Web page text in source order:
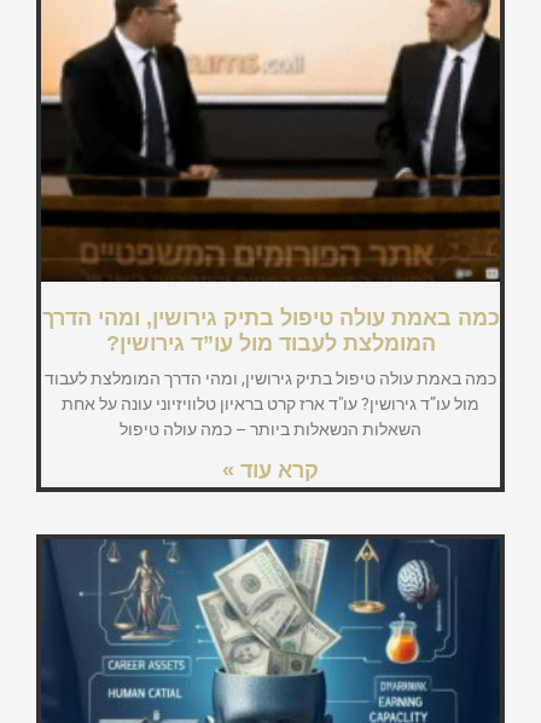
המומלצת לעבוד מול עו”ד גירושין?
כמה באמת עולה טיפול בתיק גירושין, ומהי הדרך המומלצת לעבוד
מול עו”ד גירושין? עו"ד ארז קרט בראיון טלוויזיוני עונה על אחת
השאלות הנשאלות ביותר – כמה עולה טיפול